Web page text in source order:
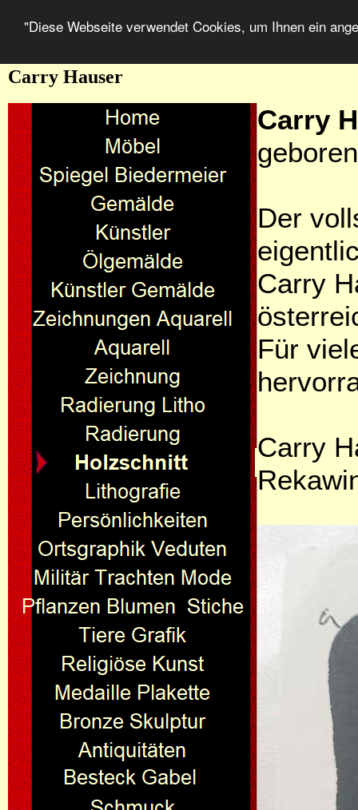
"Diese Webseite verwendet Cookies, um Ihnen ein
Carry Hauser
Carry
geboren
Der
Carry
Für
Carry